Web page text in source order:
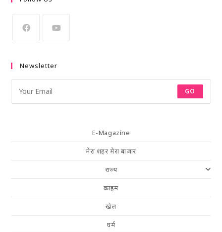
Newsletter
GO
E-Magazine
मेरा शहर मेरा बाजार
राज्य
क्राइम
खेल
धर्म